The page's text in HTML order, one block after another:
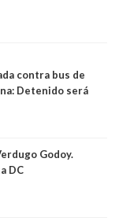
contra bus de
Detenido será
Godoy.
DC